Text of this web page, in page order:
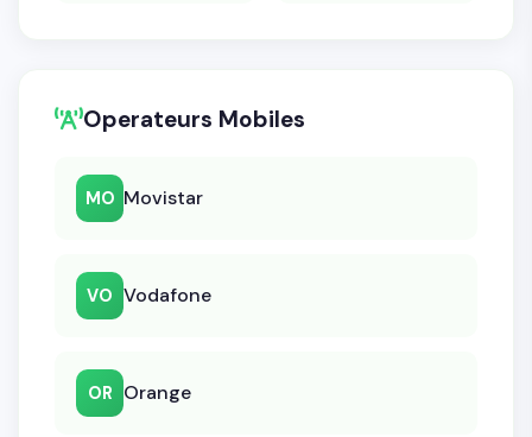
Operateurs Mobiles
MO Movistar
VO Vodafone
OR Orange